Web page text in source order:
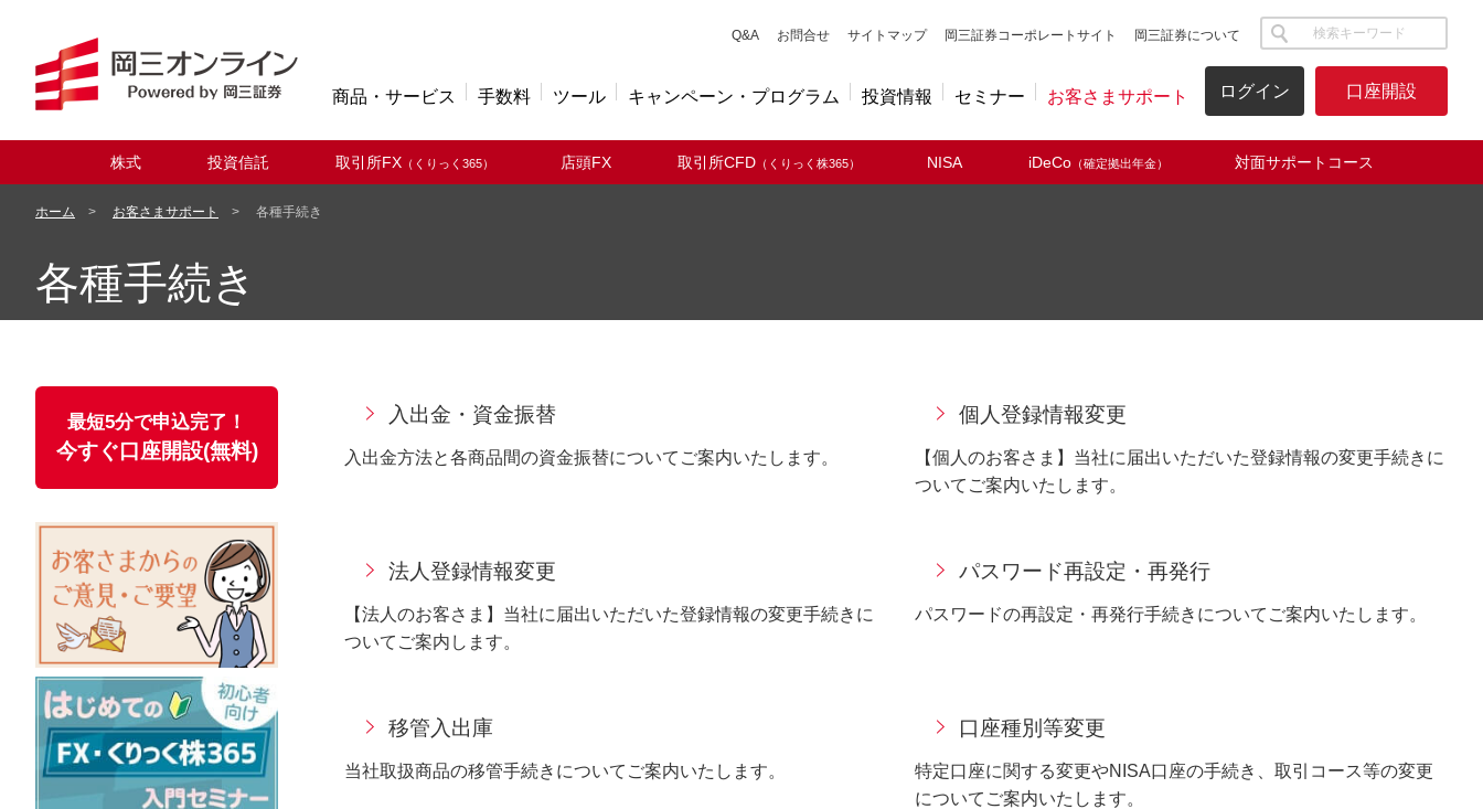
Q&Aキューアンドエー
お問合せ サイトマップ 岡三証券コーポレートサイト 岡三証券について サイト内検索
商品・サービス 手数料 ツール キャンペーン・プログラム 投資情報 セミナー お客さまサポート ログイン 口座開設
株式 投資信託 取引所FX（くりっく365） 店頭FX 取引所CFD（くりっく株365） NISA iDeCo（確定拠出年金） 対面サポートコース
ホーム お客さまサポート 各種手続き
各種手続き
入出金・資金振替
入出金方法と各商品間の資金振替についてご案内いたします。
個人登録情報変更
【個人のお客さま】当社に届出いただいた登録情報の変更手続きに
ついてご案内いたします。
法人登録情報変更
【法人のお客さま】当社に届出いただいた登録情報の変更手続きに
ついてご案内します。
パスワード再設定・再発行
パスワードの再設定・再発行手続きについてご案内いたします。
移管入出庫
当社取扱商品の移管手続きについてご案内いたします。
口座種別等変更
特定口座に関する変更やNISA口座の手続き、取引コース等の変更
についてご案内いたします。
最短5分で申込完了！
今すぐ口座開設(無料)